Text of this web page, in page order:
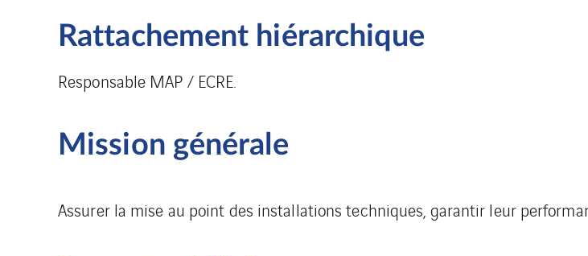
Rattachement hiérarchique
Responsable MAP / ECRE.
Mission générale
Assurer la mise au point des installations techniques, garantir leur